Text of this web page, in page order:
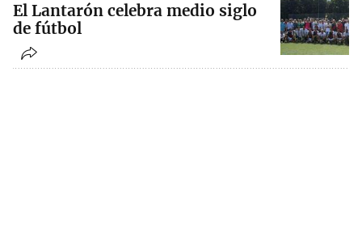
El Lantarón celebra medio siglo
de fútbol